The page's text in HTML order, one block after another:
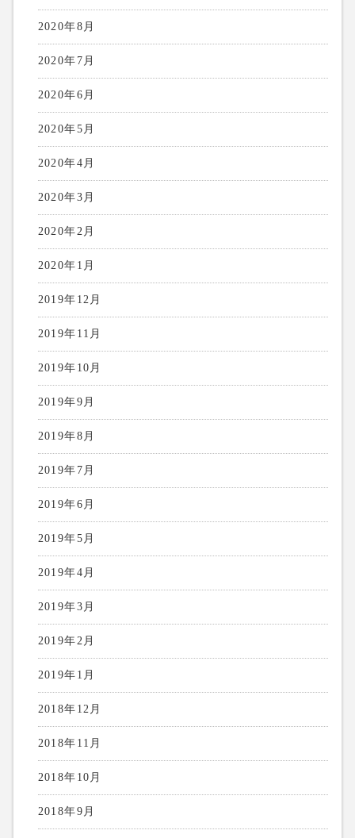
2020年8月
2020年7月
2020年6月
2020年5月
2020年4月
2020年3月
2020年2月
2020年1月
2019年12月
2019年11月
2019年10月
2019年9月
2019年8月
2019年7月
2019年6月
2019年5月
2019年4月
2019年3月
2019年2月
2019年1月
2018年12月
2018年11月
2018年10月
2018年9月